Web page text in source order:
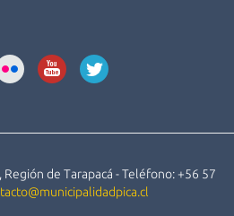
Región de Tarapacá - Teléfono: +56 57